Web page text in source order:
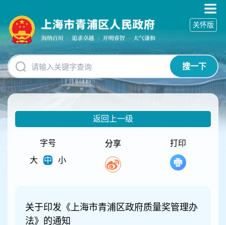
碍
操
明
跳
转
到
网
搜一下
关怀版
返回上一级
字号
大
中 小
分享 打印
关于印发《上海市青浦区政府质量奖管理办
法》的通知